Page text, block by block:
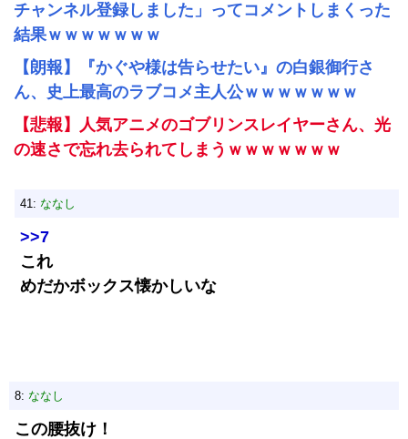
チャンネル登録しました」ってコメントしまくった
結果ｗｗｗｗｗｗｗ
【朗報】『かぐや様は告らせたい』の白銀御行さ
ん、史上最高のラブコメ主人公ｗｗｗｗｗｗｗ
【悲報】人気アニメのゴブリンスレイヤーさん、光
の速さで忘れ去られてしまうｗｗｗｗｗｗｗ
41: ななし
>>7
これ
めだかボックス懐かしいな
8: ななし
この腰抜け！